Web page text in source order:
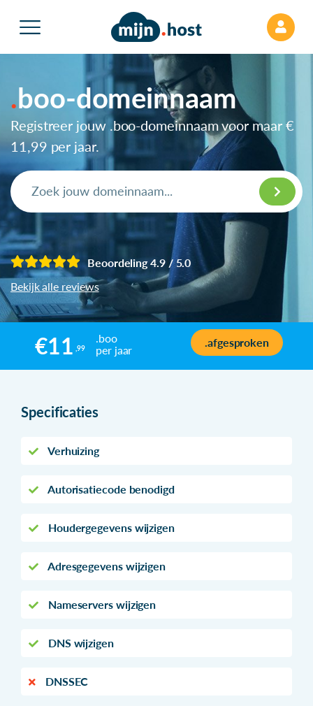
boo-domeinnaam
Registreer jouw .boo-domeinnaam voor maar €
11,99 per jaar.
Beoordeling 4.9 / 5.0
Bekijk alle reviews
€11 ,99
.boo
per jaar
.afgesproken
Specificaties
Verhuizing
Autorisatiecode benodigd
Houdergegevens wijzigen
Adresgegevens wijzigen
Nameservers wijzigen
DNS wijzigen
DNSSEC